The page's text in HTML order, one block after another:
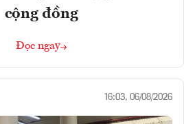
cộng đồng
Đọc ngay
16:03, 06/08/2026